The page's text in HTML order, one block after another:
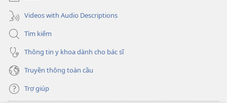
Videos with Audio Descriptions
Tìm kiếm
Thông tin y khoa dành cho bác sĩ
Truyền thông toàn cầu
Trợ giúp